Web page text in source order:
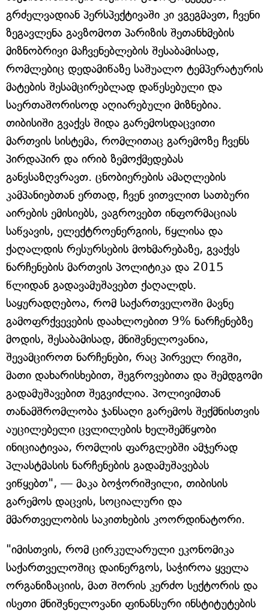
გრძელვადიან პერსპექტივაში კი ვგეგმავთ, ჩვენი
ზეგავლენა გავზომოთ პარიზის შეთანხმების
მიზნობრივი მაჩვენებლების შესაბამისად,
რომლებიც დედამიწაზე საშუალო ტემპერატურის
მატების შესამცირებლად დაწესებული და
საერთაშორისოდ აღიარებული მიზნებია.
თიბისიში გვაქვს შიდა გარემოსდაცვითი
მართვის სისტემა, რომლითაც გარემოზე ჩვენს
პირდაპირ და ირიბ ზემოქმედებას
განვსაზღვრავთ. ცნობიერების ამაღლების
კამპანიებთან ერთად, ჩვენ ვითვლით სათბური
აირების ემისიებს, ვაგროვებთ ინფორმაციას
საწვავის, ელექტროენერგიის, წყლისა და
ქაღალდის რესურსების მოხმარებაზე, გვაქვს
ნარჩენების მართვის პოლიტიკა და 2015
წლიდან გადავამუშავებთ ქაღალდს.
საყურადღებოა, რომ საქართველოში მავნე
გამოფრქვევების დაახლოებით 9% ნარჩენებზე
მოდის, შესაბამისად, მნიშვნელოვანია,
შევამციროთ ნარჩენები, რაც პირველ რიგში,
მათი დახარისხებით, შეგროვებითა და შემდგომი
გადამუშავებით შეგვიძლია. პოლივიმთან
თანამშრომლობა ჯანსაღი გარემოს შექმნისთვის
აუცილებელი ცვლილების ხელშემწყობი
ინიციატივაა, რომლის ფარგლებში ამჯერად
პლასტმასის ნარჩენების გადამუშავებას
ვიწყებთ", — მაკა ბოჭორიშვილი, თიბისის
გარემოს დაცვის, სოციალური და
მმართველობის საკითხების კოორდინატორი.
"იმისთვის, რომ ცირკულარული ეკონომიკა
საქართველოშიც დაინერგოს, საჭიროა ყველა
ორგანიზაციის, მათ შორის კერძო სექტორის და
ისეთი მნიშვნელოვანი ფინანსური ინსტიტუტების